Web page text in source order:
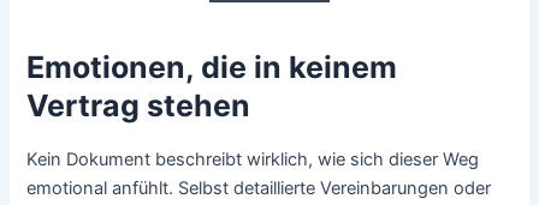
Emotionen, die in keinem
Vertrag stehen
Kein Dokument beschreibt wirklich, wie sich dieser Weg
emotional anfühlt. Selbst detaillierte Vereinbarungen oder